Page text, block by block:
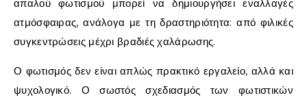
απαλού φωτισμού μπορεί να δημιουργήσει εναλλαγές
ατμόσφαιρας, ανάλογα με τη δραστηριότητα: από φιλικές
συγκεντρώσεις μέχρι βραδιές χαλάρωσης.
Ο φωτισμός δεν είναι απλώς πρακτικό εργαλείο, αλλά και
ψυχολογικό. Ο σωστός σχεδιασμός των φωτιστικών